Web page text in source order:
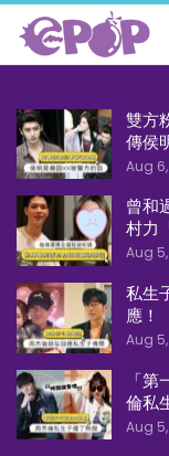
雙方
傳侯
Aug
曾和
村力
Aug
私生
應！
Aug
「
倫私
Aug